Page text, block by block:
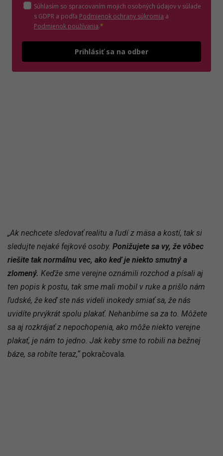
Súhlasím so spracovaním mojich osobných údajov v súlade
s GDPR a podľa Podmienok ochrany súkromia (otvorí sa v novom
a
Podmienok používania(otvorí sa v novom okne)
.*
Prihlásiť sa na odber
„Ak nechcete sledovať realitu a ľudí z mäsa a kostí, tak si
sledujte nejaké fejkové osoby. Ponižujete sa vy, že vôbec
riešite tak normálnu vec, ako keď je niekto smutný a
zlomený. Keďže sme verejne oznámili rozchod a písali aj
ten popis k postu, tak sme mali mobil v ruke a prišlo nám
ľudské, že keď ste nás videli inokedy smiať sa, že nás
uvidíte prvýkrát spolu plakať. Nehanbíme sa za to. Môžete
sa aj rozkrájať z nepochopenia, ako môže niekto verejne
plakať, je nám to jedno. Jak keby sme to robili na bežnej
báze, sa robíte teraz,“ pokračovala.